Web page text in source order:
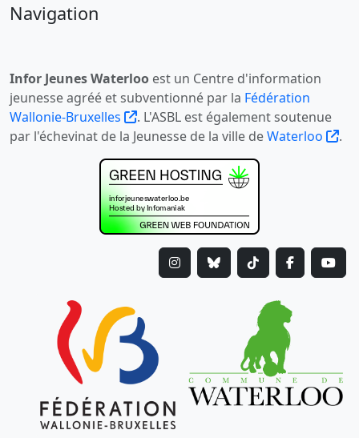
Navigation
Infor Jeunes Waterloo est un Centre d'information
jeunesse agréé et subventionné par la Fédération
Wallonie-Bruxelles
. L'ASBL est également soutenue
par l'échevinat de la Jeunesse de la ville deWaterloo .